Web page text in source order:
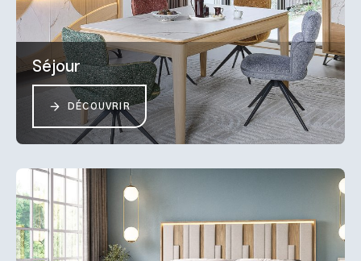
Séjour
DÉCOUVRIR